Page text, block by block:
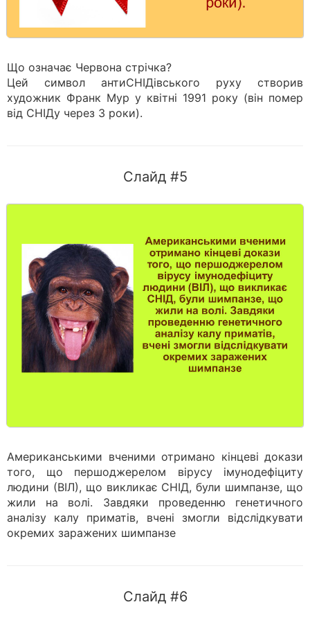
Що означає Червона стрічка?
Цей символ антиСНІДівського руху створив
художник Франк Мур у квітні 1991 року (він помер
від СНІДу через 3 роки).
Слайд #5
Американськими вченими отримано кінцеві докази
того, що першоджерелом вірусу імунодефіциту
людини (ВІЛ), що викликає СНІД, були шимпанзе, що
жили на волі. Завдяки проведенню генетичного
аналізу калу приматів, вчені змогли відслідкувати
окремих заражених шимпанзе
Слайд #6